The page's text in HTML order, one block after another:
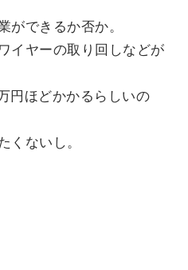
ができるか否か。
イヤーの取り回しなどが
円ほどかかるらしいの
くないし。